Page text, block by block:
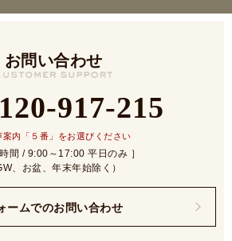
お問い合わせ
917-215
内「５番」をお選びください
時間 / 9:00～17:00 平日のみ ］
、お盆、年末年始除く）
ームでのお問い合わせ